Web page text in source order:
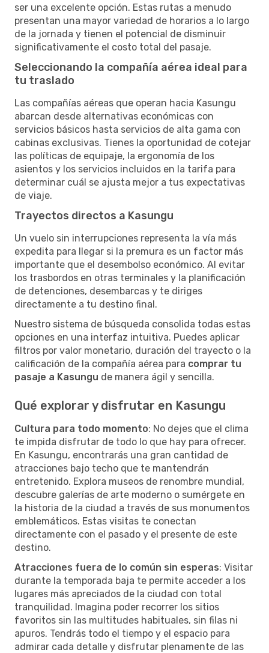
ser una excelente opción. Estas rutas a menudo
presentan una mayor variedad de horarios a lo largo
de la jornada y tienen el potencial de disminuir
significativamente el costo total del pasaje.
Seleccionando la compañía aérea ideal para
tu traslado
Las compañías aéreas que operan hacia Kasungu
abarcan desde alternativas económicas con
servicios básicos hasta servicios de alta gama con
cabinas exclusivas. Tienes la oportunidad de cotejar
las políticas de equipaje, la ergonomía de los
asientos y los servicios incluidos en la tarifa para
determinar cuál se ajusta mejor a tus expectativas
de viaje.
Trayectos directos a Kasungu
Un vuelo sin interrupciones representa la vía más
expedita para llegar si la premura es un factor más
importante que el desembolso económico. Al evitar
los trasbordos en otras terminales y la planificación
de detenciones, desembarcas y te diriges
directamente a tu destino final.
Nuestro sistema de búsqueda consolida todas estas
opciones en una interfaz intuitiva. Puedes aplicar
filtros por valor monetario, duración del trayecto o la
calificación de la compañía aérea para comprar tu
pasaje a Kasungu de manera ágil y sencilla.
Qué explorar y disfrutar en Kasungu
Cultura para todo momento: No dejes que el clima
te impida disfrutar de todo lo que hay para ofrecer.
En Kasungu, encontrarás una gran cantidad de
atracciones bajo techo que te mantendrán
entretenido. Explora museos de renombre mundial,
descubre galerías de arte moderno o sumérgete en
la historia de la ciudad a través de sus monumentos
emblemáticos. Estas visitas te conectan
directamente con el pasado y el presente de este
destino.
Atracciones fuera de lo común sin esperas: Visitar
durante la temporada baja te permite acceder a los
lugares más apreciados de la ciudad con total
tranquilidad. Imagina poder recorrer los sitios
favoritos sin las multitudes habituales, sin filas ni
apuros. Tendrás todo el tiempo y el espacio para
admirar cada detalle y disfrutar plenamente de las